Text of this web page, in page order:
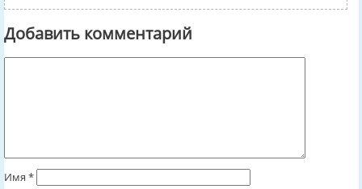
Добавить комментарий
Имя *